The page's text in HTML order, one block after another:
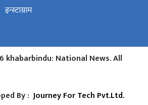
इन्स्टाग्राम
khabarbindu: National News. All
By :Journey For Tech Pvt.Ltd.